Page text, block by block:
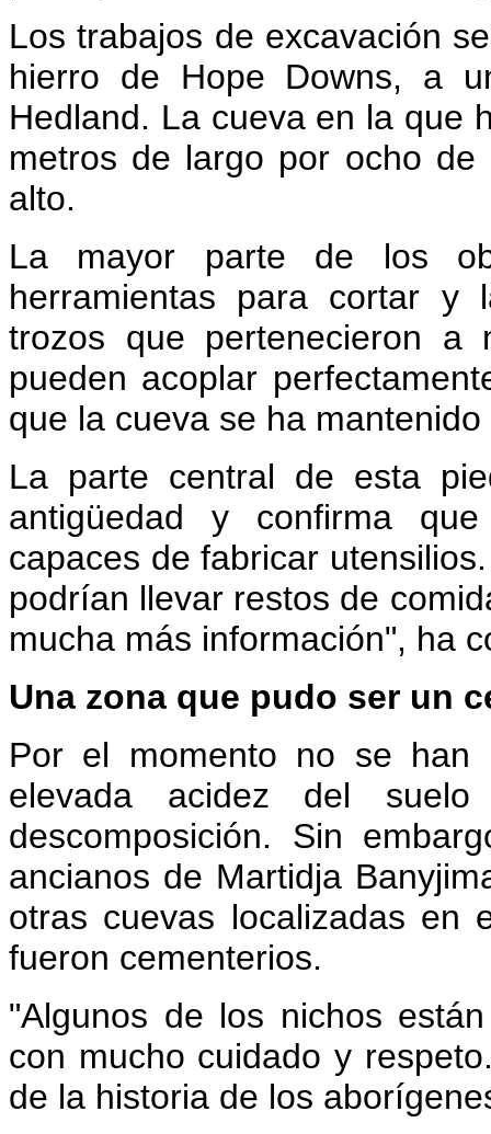
Los trabajos de excavación
hierro de Hope Downs, a
Hedland. La cueva en la que
metros de largo por ocho
alto.
La mayor parte de los
herramientas para cortar y
trozos que pertenecieron
pueden acoplar
que la cueva se ha
La parte central de esta
antigüedad y confirma
capaces de fabricar
podrían llevar restos de
mucha más información", ha
Una zona que pudo ser un
Por el momento no se han
elevada acidez del
descomposición. Sin
ancianos de Martidja
otras cuevas localizadas en
fueron cementerios.
"Algunos de los nichos
con mucho cuidado y
de la historia de los